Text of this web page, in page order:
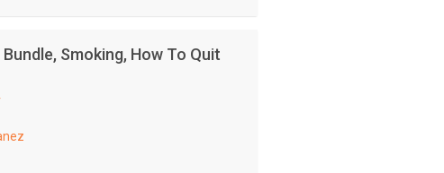
Smoking, How To Quit